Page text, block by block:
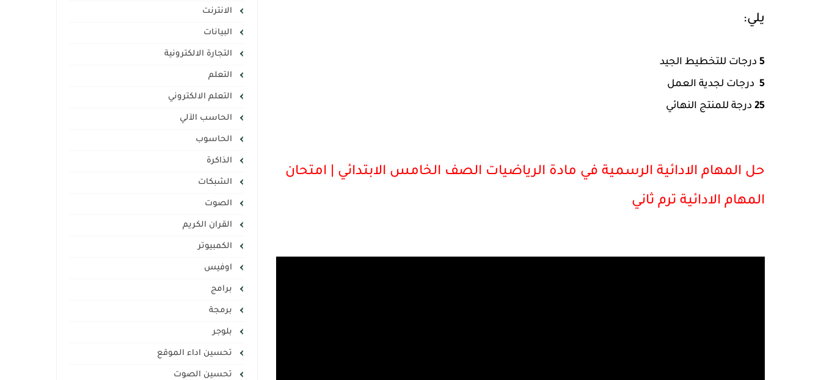
يلي:
5 درجات للتخطيط الجيد
5 درجات لجدية العمل
25 درجة للمنتج النهائي
حل المهام الادائية الرسمية في مادة الرياضيات الصف الخامس الابتدائي | امتحان
المهام الادائية ترم ثاني
الانترنت
البيانات
التجارة الالكترونية
التعلم
التعلم الالكتروني
الحاسب الآلي
الحاسوب
الذاكرة
الشبكات
الصوت
القران الكريم
الكمبيوتر
اوفيس
برامج
برمجة
بلوجر
تحسين اداء الموقع
تحسين الصوت